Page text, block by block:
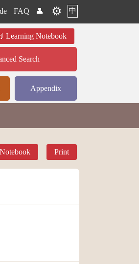
FAQ 👤 ⚙️ 中
Learning Notebook
Search
Appendix
Print